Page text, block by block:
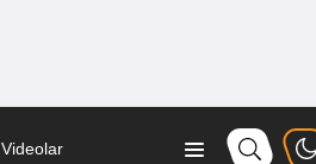
Videolar